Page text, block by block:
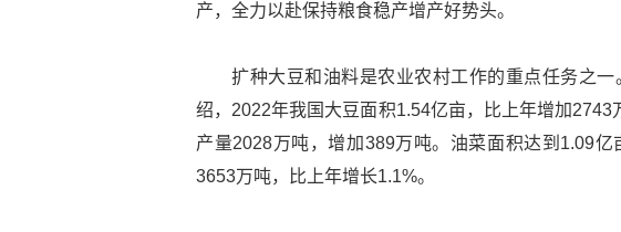
产，全力以赴保持粮食稳产增产好势头。
扩种大豆和油料是农业农村工作的重点任务之一
绍，2022年我国大豆面积1.54亿亩，比上年增加2743
产量2028万吨，增加389万吨。油菜面积达到1.09
3653万吨，比上年增长1.1%。